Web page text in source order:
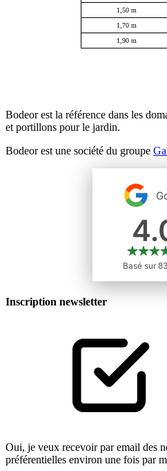
1,50 m
1,70 m
1,90 m
Bodeor est la référence dans les
et portillons pour le jardin.
Bodeor est une société du groupe
Inscription newsletter
Oui, je veux recevoir par email des
préférentielles environ une fois par